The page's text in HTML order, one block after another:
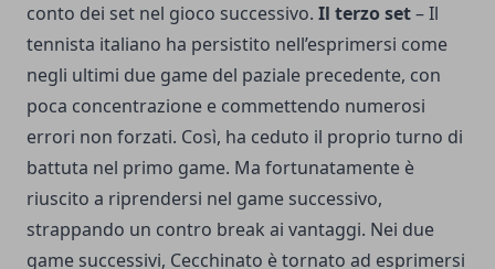
conto dei set nel gioco successivo. Il terzo set– Il
tennista italiano ha persistito nell’esprimersi come
negli ultimi due game del paziale precedente, con
poca concentrazione e commettendo numerosi
errori non forzati. Così, ha ceduto il proprio turno di
battuta nel primo game. Ma fortunatamente è
riuscito a riprendersi nel game successivo,
strappando un contro break ai vantaggi. Nei due
game successivi, Cecchinato è tornato ad esprimersi